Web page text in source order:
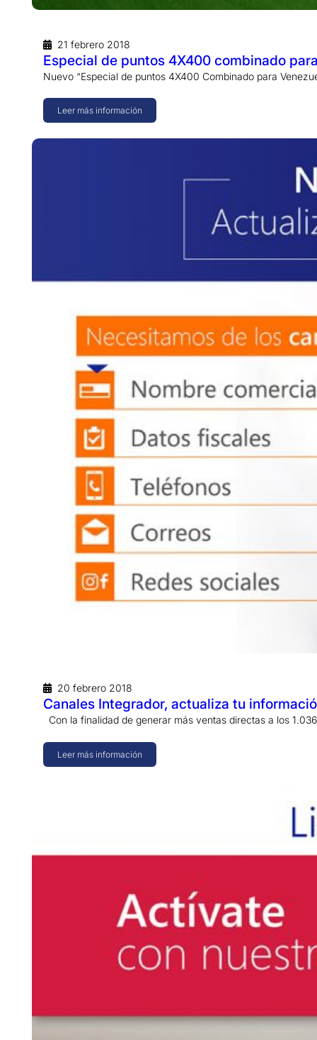
21 febrero 2018
Especial de puntos 4X400 combinado
Nuevo “Especial de puntos 4X400 Combinado para
Leer más información
20 febrero 2018
Canales Integrador, actualiza tu
Con la finalidad de generar más ventas directas a los
Leer más información